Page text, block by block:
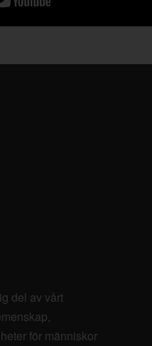
del av vårt
för människor